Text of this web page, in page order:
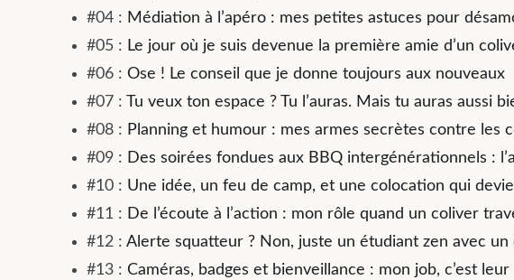
#04 : Médiation à l’apéro : mes petites astuces pour
#05 : Le jour où je suis devenue la première amie d’un
#06 : Ose ! Le conseil que je donne toujours aux nouveaux
#07 : Tu veux ton espace ? Tu l’auras. Mais tu auras aussi
#08 : Planning et humour : mes armes secrètes contre les
#09 : Des soirées fondues aux BBQ intergénérationnels :
#10 : Une idée, un feu de camp, et une colocation qui
#11 : De l’écoute à l’action : mon rôle quand un coliver
#12 : Alerte squatteur ? Non, juste un étudiant zen avec un
#13 : Caméras, badges et bienveillance : mon job, c’est